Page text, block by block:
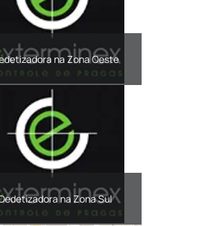
na Zona Oeste
na Zona Sul